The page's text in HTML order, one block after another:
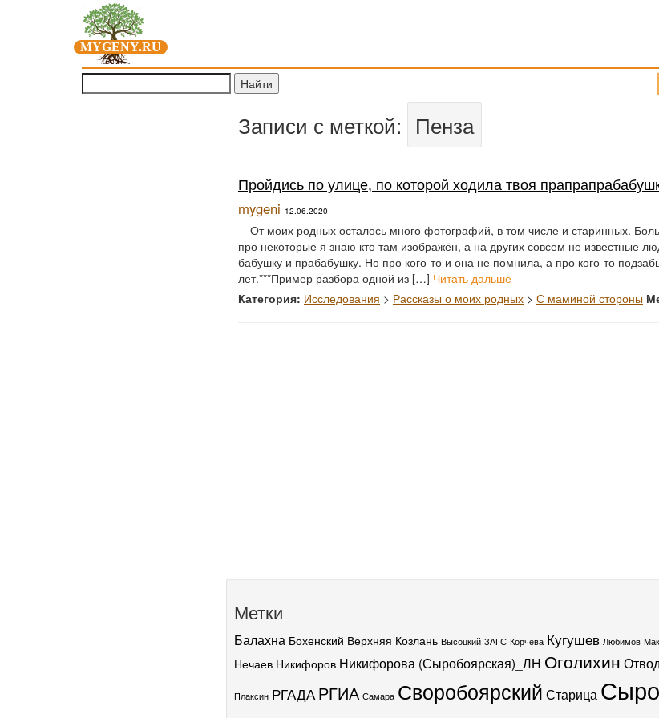
MYGENY.RU
Записи с меткой: Пенза
Пройдись по улице, по которой ходила твоя
mygeni 12.06.2020
От моих родных осталось много фотографий, в том числе и старинных.
про некоторые я знаю кто там изображён, а на других совсем не известные
бабушку и прабабушку. Но про кого-то и она не помнила, а про кого-то
лет.***Пример разбора одной из […] Читать дальше
Категория: Исследования > Рассказы о моих родных > С маминой стороны
Метки
Балахна Бохенский Верхняя Козлань Высоцкий ЗАГС Корчева Кугушев Любимов
Нечаев Никифоров Никифорова (Сыробоярская)_ЛН Оголихин
Плаксин РГАДА РГИА Самара Своробоярский Старица